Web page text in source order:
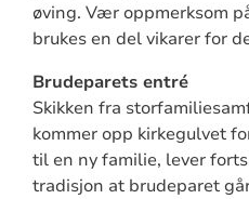
øving. Vær oppmerksom
brukes en del vikarer for
Brudeparets entré
Skikken fra
kommer opp kirkegulvet
til en ny familie, lever
tradisjon at brudeparet